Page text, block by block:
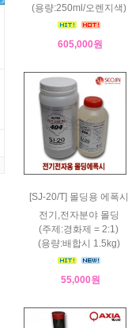
(용량:250ml/오렌지색)
605,000원
[SJ-20/T] 몰딩용 에폭시
전기,전자분야 몰딩
(주제:경화제 = 2:1)
(용량:배합시 1.5kg)
55,000원